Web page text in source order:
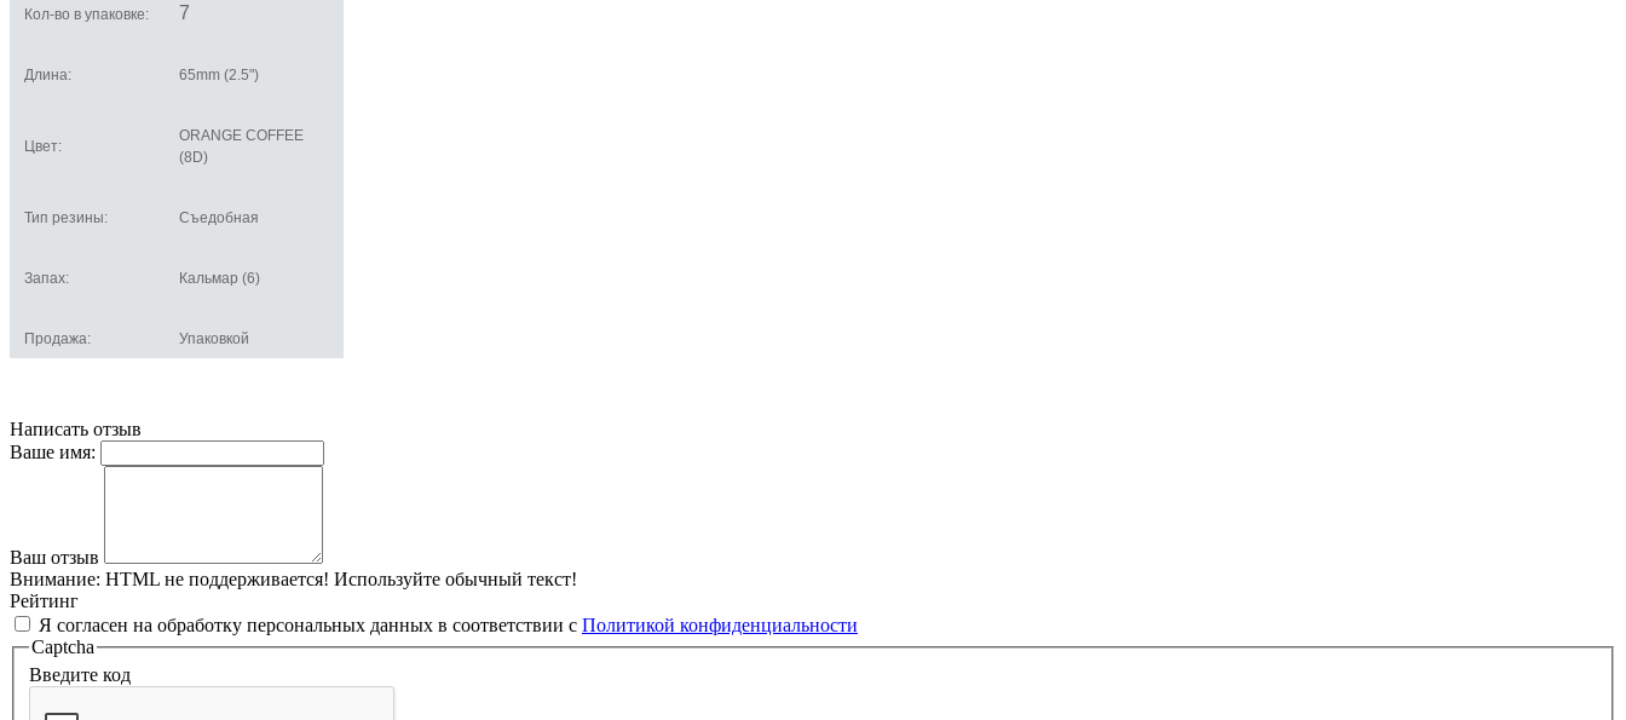
Кол-во в упаковке: 7
Длина: 65mm (2.5")
Цвет:
ORANGE COFFEE
(8D)
Тип резины: Съедобная
Запах: Кальмар (6)
Продажа: Упаковкой
Написать отзыв
Ваше имя:
Ваш отзыв
Внимание: HTML не поддерживается! Используйте обычный текст!
Рейтинг
Я согласен на обработку персональных данных в соответствии с Политикой конфиденциальности
Captcha
Введите код